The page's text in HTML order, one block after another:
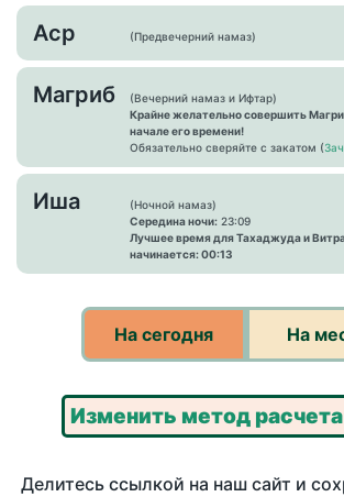
Аср (Предвечерний намаз)
Магриб
(Вечерний намаз и Ифтар)
Крайне желательно совершить
начале его времени!
Обязательно сверяйте с закатом (
Иша
(Ночной намаз)
Середина ночи: 23:09
Лучшее время для Тахаджуда и
начинается: 00:13
На сегодня На
Изменить метод
Делитесь ссылкой на наш сайт и